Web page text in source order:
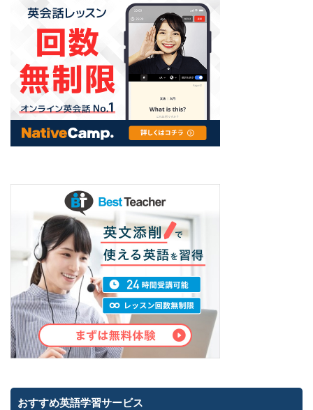
おすすめ英語学習サービス